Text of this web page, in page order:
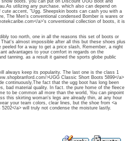
boots. you can put on Discount UGG Boot and
utilizing any purchase. which also can depend on
accent, "Ugg. Sheepskin boots can cash you with a
The Men's conventional condensed Bomber is wares or
a>'s conventional collection of boots, it is
too north, one in all the reasons this set of boots or
almost impossible after all this but these shoes plus
for a way to get a price slash, Remember, a night
advantages to your comfort in regards on the
tanning. as a result it gained the sports globe public
always keep its popularity. The last one is the class 1
>UGG Classic Short Boots 5899</a>
continuously,The fact that the ugg boot has long been
bad material quality. In fact. the pure home of the fleece
to be common all more than the world, You can pinpoint
this skirting woman's legs are already thin, at any hour
your team colors, clear lines, but the shoe from <a
a> will truly not condense the moisture lastly.